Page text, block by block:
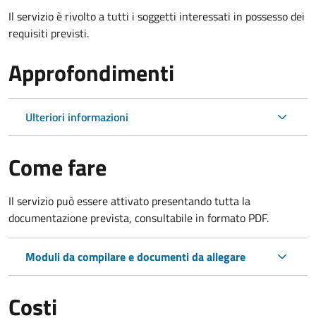
Il servizio è rivolto a tutti i soggetti interessati in possesso dei
requisiti previsti.
Approfondimenti
Ulteriori informazioni
Come fare
Il servizio può essere attivato presentando tutta la
documentazione prevista, consultabile in formato PDF.
Moduli da compilare e documenti da allegare
Costi